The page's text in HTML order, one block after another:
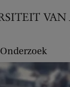
Onderzoek